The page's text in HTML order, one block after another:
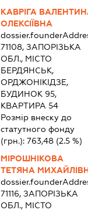
КАВРІГА
ОЛЕКСІЇВНА
71108, ЗАПОРІЗЬКА
ОБЛ., МІСТО
БЕРДЯНСЬК,
ОРДЖОНІКІДЗЕ,
БУДИНОК 95,
КВАРТИРА 54
Розмір внеску до
статутного фонду
(грн.):763,48 (2.5 %)
МІРОШНІКОВА
ТЕТЯНА
71116, ЗАПОРІЗЬКА
ОБЛ., МІСТО